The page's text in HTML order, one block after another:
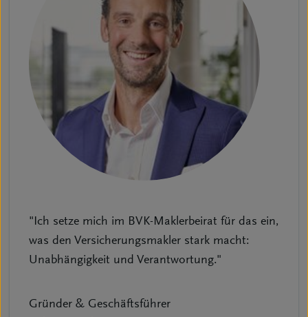
"Ich setze mich im BVK-Maklerbeirat für das ein,
was den Versicherungsmakler stark macht:
Unabhängigkeit und Verantwortung."
Gründer & Geschäftsführer